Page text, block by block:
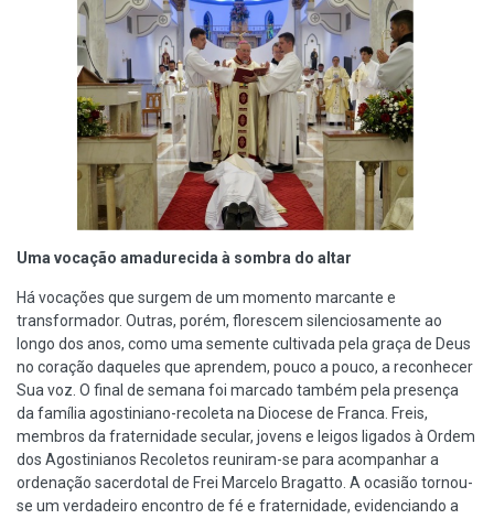
Uma vocação amadurecida à sombra do altar
Há vocações que surgem de um momento marcante e
transformador. Outras, porém, florescem silenciosamente ao
longo dos anos, como uma semente cultivada pela graça de Deus
no coração daqueles que aprendem, pouco a pouco, a reconhecer
Sua voz. O final de semana foi marcado também pela presença
da família agostiniano-recoleta na Diocese de Franca. Freis,
membros da fraternidade secular, jovens e leigos ligados à Ordem
dos Agostinianos Recoletos reuniram-se para acompanhar a
ordenação sacerdotal de Frei Marcelo Bragatto. A ocasião tornou-
se um verdadeiro encontro de fé e fraternidade, evidenciando a